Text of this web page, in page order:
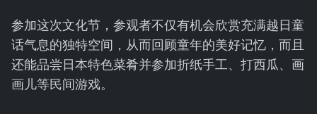
参加这次文化节，参观者不仅有机会欣赏充满越日童
话气息的独特空间，从而回顾童年的美好记忆，而且
还能品尝日本特色菜肴并参加折纸手工、打西瓜、画
画儿等民间游戏。